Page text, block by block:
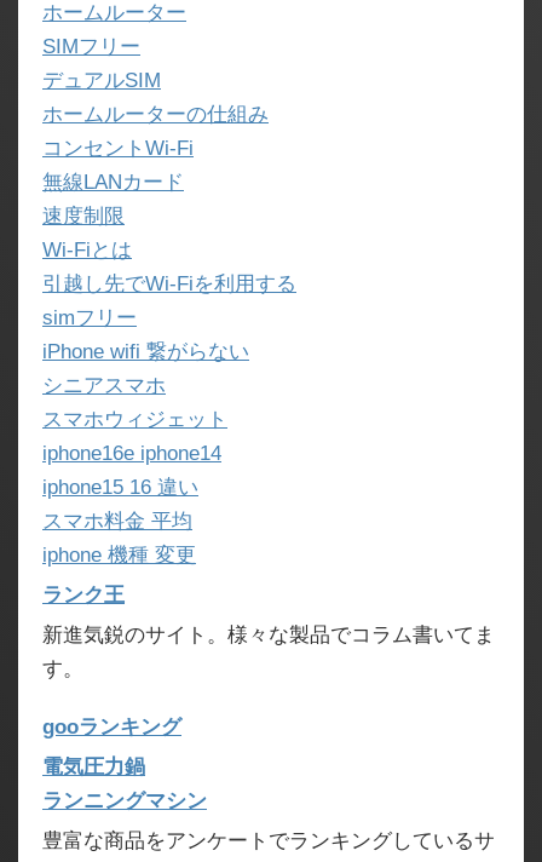
ホームルーター
SIMフリー
デュアルSIM
ホームルーターの仕組み
コンセントWi-Fi
無線LANカード
速度制限
Wi-Fiとは
引越し先でWi-Fiを利用する
simフリー
iPhone wifi 繋がらない
シニアスマホ
スマホウィジェット
iphone16e iphone14
iphone15 16 違い
スマホ料金 平均
iphone 機種 変更
ランク王
新進気鋭のサイト。様々な製品でコラム書いてま
す。
gooランキング
電気圧力鍋
ランニングマシン
豊富な商品をアンケートでランキングしているサ